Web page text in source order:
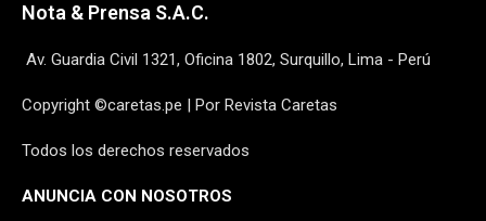
Nota & Prensa S.A.C.
Av. Guardia Civil 1321, Oficina 1802, Surquillo, Lima - Perú
Copyright ©caretas.pe | Por Revista Caretas
Todos los derechos reservados
ANUNCIA CON NOSOTROS